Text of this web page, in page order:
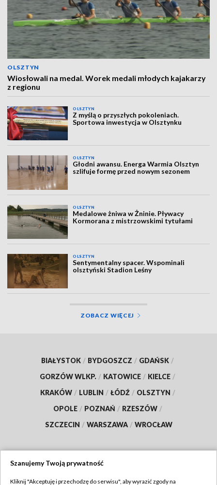
OLSZTYN
Wiosłowali na medal. Worek medali młodych kajakarzy
z regionu
OLSZTYN
Z myślą o przyszłych pokoleniach.
Sportowa inwestycja w Olsztynku
OLSZTYN
Głodni awansu. Energa Warmia Olsztyn
szlifuje formę przed nowym sezonem
OLSZTYN
Medalowe żniwa w Żninie. Pływacy
Kormorana z mistrzowskimi tytułami
OLSZTYN
Sentymentalny spacer. Wspominali
olsztyński Stadion Leśny
ZOBACZ WIĘCEJ
BIAŁYSTOK / BYDGOSZCZ / GDAŃSK /
GORZÓW WLKP. / KATOWICE / KIELCE /
KRAKÓW / LUBLIN / ŁÓDŹ / OLSZTYN /
OPOLE / POZNAŃ / RZESZÓW /
SZCZECIN / WARSZAWA / WROCŁAW
Szanujemy Twoją prywatność
Kliknij "Akceptuję i przechodzę do serwisu", aby wyrazić zgody na